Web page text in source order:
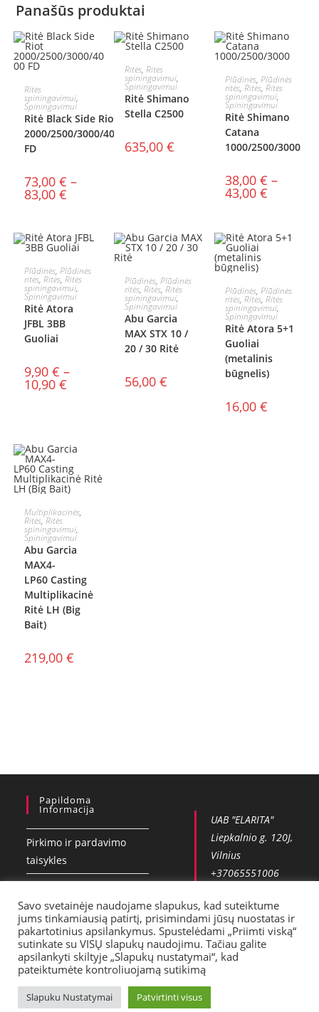
Panašūs produktai
PASIRINKTI
SAVYBES
Ritės
spiningavimui,
Spiningavimui
Ritė Black Side Riot
2000/2500/3000/4000
FD
73,00 € –
83,00 €
Į KREPŠELĮ
Ritės, Ritės
spiningavimui,
Spiningavimui
Ritė Shimano
Stella C2500
635,00 €
AKCIJA!
PASIRINKTI
SAVYBES
Plūdinės, Plūdinės
ritės, Ritės, Ritės
spiningavimui,
Spiningavimui
Ritė Shimano
Catana
1000/2500/3000
38,00 € –
43,00 €
PASIRINKTI
SAVYBES
Plūdinės, Plūdinės
ritės, Ritės, Ritės
spiningavimui,
Spiningavimui
Ritė Atora
JFBL 3BB
Guoliai
9,90 € –
10,90 €
PASIRINKTI
SAVYBES
Plūdinės, Plūdinės
ritės, Ritės, Ritės
spiningavimui,
Spiningavimui
Abu Garcia
MAX STX 10 /
20 / 30 Ritė
56,00 €
PASIRINKTI
SAVYBES
Plūdinės, Plūdinės
ritės, Ritės, Ritės
spiningavimui,
Spiningavimui
Ritė Atora 5+1
Guoliai
(metalinis
būgnelis)
16,00 €
Į KREPŠELĮ
Multiplikacinės,
Ritės,Ritės
spiningavimui,
Spiningavimui
Abu Garcia
MAX4-
LP60 Casting
Multiplikacinė
Ritė LH (Big
Bait)
219,00 €
Papildoma
Informacija
Pirkimo ir pardavimo
taisykles
Kontaktai
Pristatymas
UAB "ELARITA"
Liepkalnio g. 120J,
Vilnius
+37065551006
Savo svetainėje naudojame slapukus, kad suteiktume
jums tinkamiausią patirtį, prisimindami jūsų nuostatas ir
pakartotinius apsilankymus. Spustelėdami „Priimti viską“
sutinkate su VISŲ slapukų naudojimu. Tačiau galite
apsilankyti skiltyje „Slapukų nustatymai“, kad
pateiktumėte kontroliuojamą sutikimą
Slapuku Nustatymai Patvirtinti visus